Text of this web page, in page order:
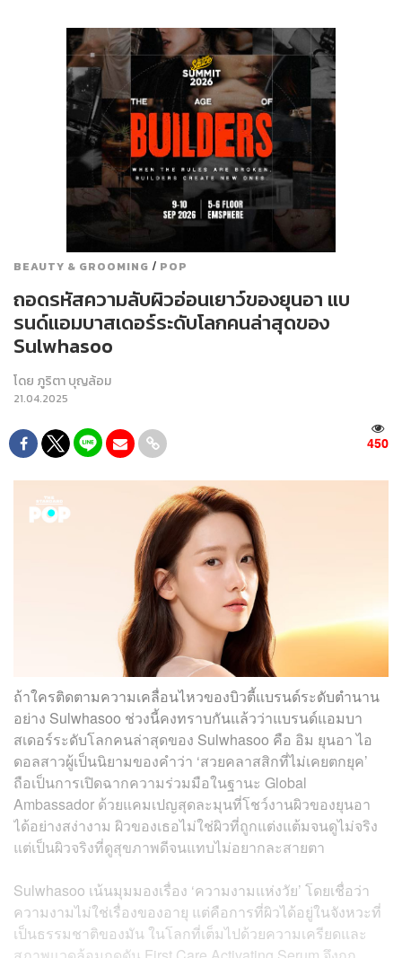
BEAUTY & GROOMING / POP
ถอดรหัสความลับผิวอ่อนเยาว์ของยุนอา แบ
รนด์แอมบาสเดอร์ระดับโลกคนล่าสุดของ
Sulwhasoo
โดย ภูริตา บุญล้อม
21.04.2025
450
ถ้าใครติดตามความเคลื่อนไหวของบิวตี้แบรนด์ระดับตำนาน
อย่าง Sulwhasoo ช่วงนี้คงทราบกันแล้วว่าแบรนด์แอมบา
สเดอร์ระดับโลกคนล่าสุดของ Sulwhasoo คือ อิม ยุนอา ไอ
ดอลสาวผู้เป็นนิยามของคำว่า ‘สวยคลาสสิกที่ไม่เคยตกยุค’
ถือเป็นการเปิดฉากความร่วมมือในฐานะ Global
Ambassador ด้วยแคมเปญสุดละมุนที่โชว์งานผิวของยุนอา
ได้อย่างสง่างาม ผิวของเธอไม่ใช่ผิวที่ถูกแต่งแต้มจนดูไม่จริง
แต่เป็นผิวจริงที่ดูสุขภาพดีจนแทบไม่อยากละสายตา
Sulwhasoo เน้นมุมมองเรื่อง ‘ความงามแห่งวัย’ โดยเชื่อว่า
ความงามไม่ใช่เรื่องของอายุ แต่คือการที่ผิวได้อยู่ในจังหวะที่
เป็นธรรมชาติของมัน ในโลกที่เต็มไปด้วยความเครียดและ